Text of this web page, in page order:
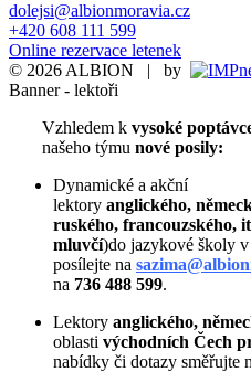
dolejsi@albionmoravia.cz
+420 608 111 599
Online rezervace letenek
© 2026 ALBION | by
Banner - lektoři
Vzhledem k vysoké
našeho týmu nové posily:
Dynamické a akční
lektory anglického,
ruského, francouzského,
mluvčí)do jazykové školy v
posílejte na
na 736 488 599.
Lektory anglického,
oblasti východních Čech
nabídky či dotazy směřujte